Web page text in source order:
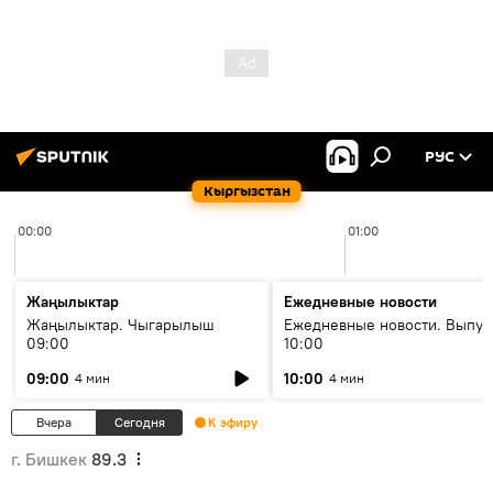
Кыргызстан
РУС
00:00 01:00
Жаңылыктар
Жаңылыктар. Чыгарылыш
09:00
09:00 4 мин
Ежедневные новости
Ежедневные новости.
10:00
10:00 4 мин
Вчера Сегодня К эфиру
г. Бишкек 89.3